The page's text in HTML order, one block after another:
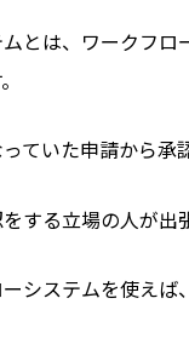
とは、ワークフ
ていた申請から承
する立場の人が出
システムを使え